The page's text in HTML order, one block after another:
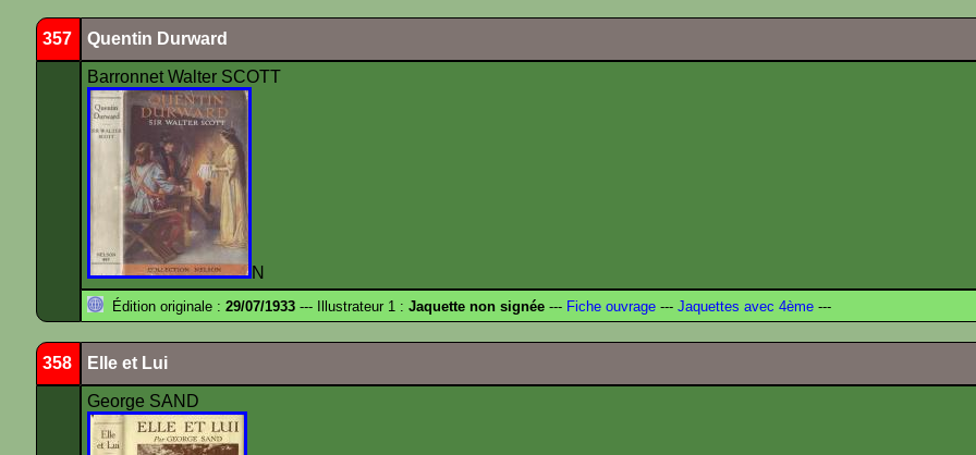
357 Quentin Durward
Barronnet Walter SCOTT
N
Édition originale : 29/07/1933 --- Illustrateur 1 : Jaquette non signée --- Fiche ouvrage --- Jaquettes avec 4ème ---
358 Elle et Lui
George SAND